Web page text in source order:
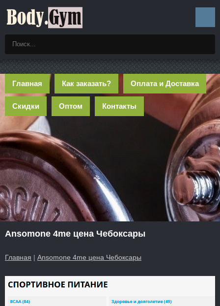
Главная Как заказать? Оплата и Доставка
Скидки Оптом Контакты
Ansomone 4me цена Чебоксары
Главная | Ansomone 4me цена Чебоксары